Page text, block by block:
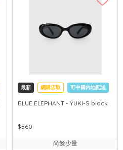
最新 網購店取 可中國內地配送
BLUE ELEPHANT - YUKI-S black
$560
尚餘少量